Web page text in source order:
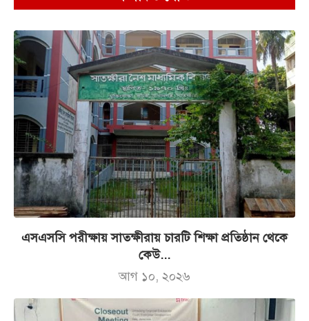
এসএসসি পরীক্ষায় সাতক্ষীরায় চারটি শিক্ষা প্রতিষ্ঠান থেকে
কেউ...
আগ ১০, ২০২৬